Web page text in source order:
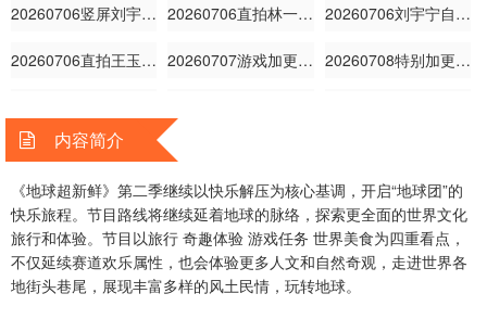
20260706竖屏刘宇宁龚俊林 20260706直拍林一传歌开嗓 20260706刘宇宁自创魔性编舞法
20260706直拍王玉雯看刘宇宁 20260707游戏加更第2期 20260708特别加更第2期
20260712第3期下
20260716旅行日记第3期 20260718第4期上 20260719第4期下
20260721游戏加更第4期 20260722特别加更第4期 20260723旅行日记第4期
20260725第5期上 20260726第5期下 20260728加更第5期
内容简介
《地球超新鲜》第二季继续以快乐解压为核心基调，开启“地球团”的
快乐旅程。节目路线将继续延着地球的脉络，探索更全面的世界文化
旅行和体验。节目以旅行 奇趣体验 游戏任务 世界美食为四重看点，
不仅延续赛道欢乐属性，也会体验更多人文和自然奇观，走进世界各
地街头巷尾，展现丰富多样的风土民情，玩转地球。